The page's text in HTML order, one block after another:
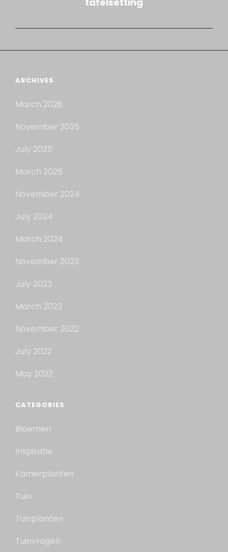
ARCHIVES
March 2026
November 2025
July 2025
March 2025
November 2024
July 2024
March 2024
November 2023
July 2023
March 2023
November 2022
July 2022
May 2022
CATEGORIES
Bloemen
Inspiratie
Kamerplanten
Tuin
Tuinplanten
Tuinvragen